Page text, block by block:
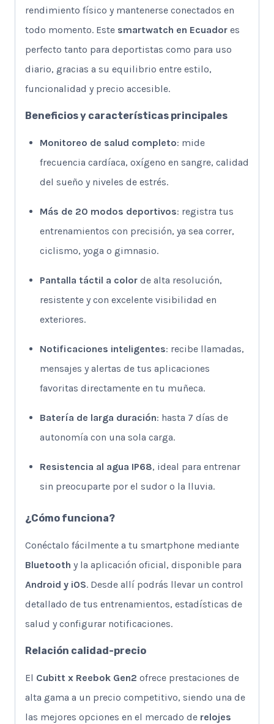
rendimiento físico y mantenerse conectados en
todo momento. Este smartwatch en Ecuador es
perfecto tanto para deportistas como para uso
diario, gracias a su equilibrio entre estilo,
funcionalidad y precio accesible.
Beneficios y características principales
Monitoreo de salud completo: mide
frecuencia cardíaca, oxígeno en sangre, calidad
del sueño y niveles de estrés.
Más de 20 modos deportivos: registra tus
entrenamientos con precisión, ya sea correr,
ciclismo, yoga o gimnasio.
Pantalla táctil a color de alta resolución,
resistente y con excelente visibilidad en
exteriores.
Notificaciones inteligentes: recibe llamadas,
mensajes y alertas de tus aplicaciones
favoritas directamente en tu muñeca.
Batería de larga duración: hasta 7 días de
autonomía con una sola carga.
Resistencia al agua IP68, ideal para entrenar
sin preocuparte por el sudor o la lluvia.
¿Cómo funciona?
Conéctalo fácilmente a tu smartphone mediante
Bluetooth y la aplicación oficial, disponible para
Android y iOS. Desde allí podrás llevar un control
detallado de tus entrenamientos, estadísticas de
salud y configurar notificaciones.
Relación calidad-precio
El Cubitt x Reebok Gen2 ofrece prestaciones de
alta gama a un precio competitivo, siendo una de
las mejores opciones en el mercado de relojes